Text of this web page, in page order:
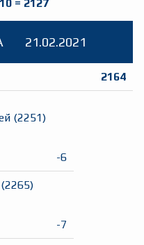
= 2127
21.02.2021
2164
(2251)
-6
(2265)
-7